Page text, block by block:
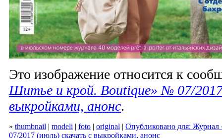
Это изображение относится к
Шитье и крой. Boutique» № 07/
выкройками, анонс.
» thumbnail | modeli | foto | original | Опубликовано для:
07/2017 (июль) скачать с выкройками, анонс